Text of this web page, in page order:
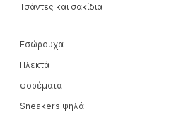
Τσάντες και σακίδια
Εσώρουχα
Πλεκτά
φορέματα
Sneakers ψηλά